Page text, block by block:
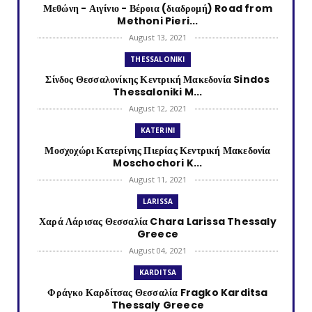
Μεθώνη - Αιγίνιο - Βέροια (διαδρομή) Road from
Methoni Pieri...
August 13, 2021
THESSALONIKI
Σίνδος Θεσσαλονίκης Κεντρική Μακεδονία Sindos
Thessaloniki M...
August 12, 2021
KATERINI
Μοσχοχώρι Κατερίνης Πιερίας Κεντρική Μακεδονία
Moschochori K...
August 11, 2021
LARISSA
Χαρά Λάρισας Θεσσαλία Chara Larissa Thessaly
Greece
August 04, 2021
KARDITSA
Φράγκο Καρδίτσας Θεσσαλία Fragko Karditsa
Thessaly Greece